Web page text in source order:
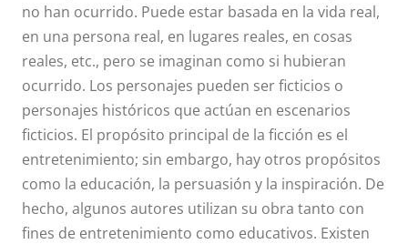
no han ocurrido. Puede estar basada en la vida real,
en una persona real, en lugares reales, en cosas
reales, etc., pero se imaginan como si hubieran
ocurrido. Los personajes pueden ser ficticios o
personajes históricos que actúan en escenarios
ficticios. El propósito principal de la ficción es el
entretenimiento; sin embargo, hay otros propósitos
como la educación, la persuasión y la inspiración. De
hecho, algunos autores utilizan su obra tanto con
fines de entretenimiento como educativos. Existen